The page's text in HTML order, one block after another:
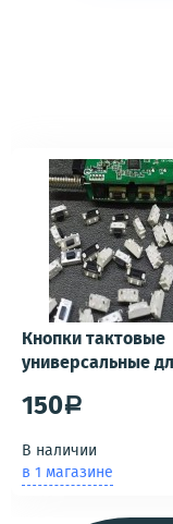
Кнопки тактовые
универсальные
сигнализаций
ключи) Scher-
Tomahawk,
Pantera, Alligator
150a
В наличии
в 1 магазине